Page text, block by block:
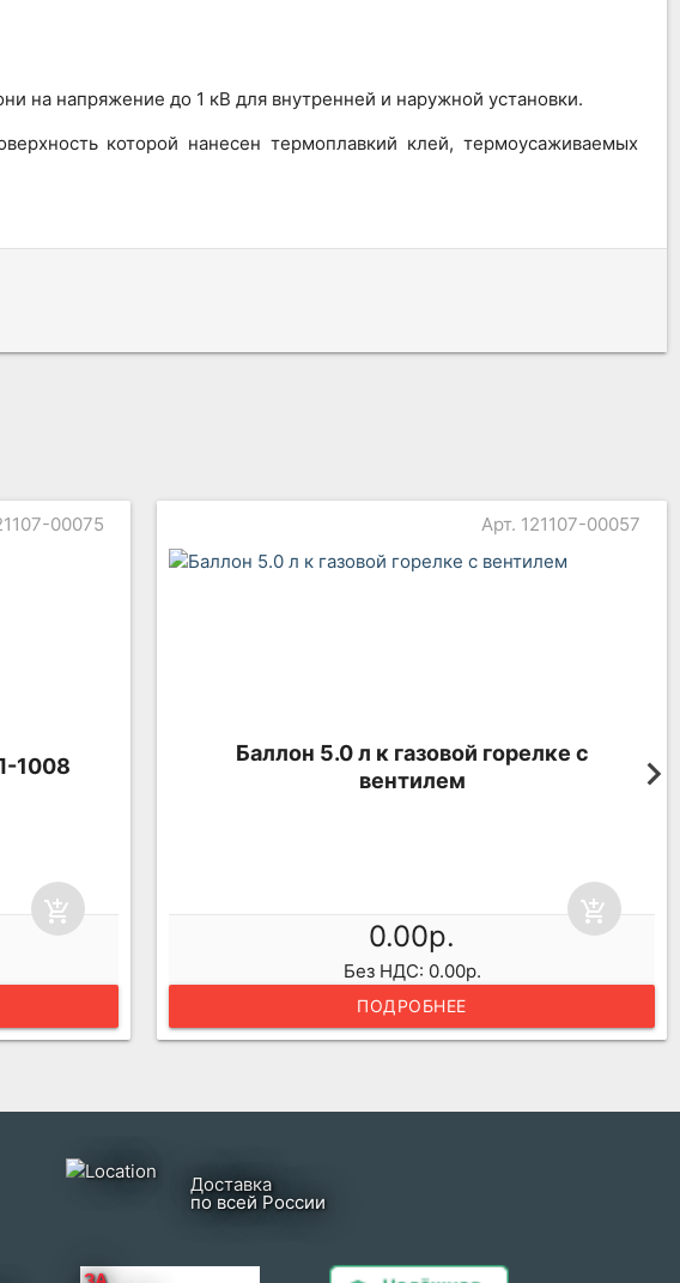
на напряжение до 1 кВ для внутренней и наружной установки.
которой нанесен термоплавкий клей, термоусаживаемых
00075
1008
add_shopping_cart
Арт. 121107-00057
Баллон 5.0 л к газовой горелке с
вентилем
add_shopping_cart
0.00р.
Без НДС: 0.00р.
ПОДРОБНЕЕ
Доставка
по всей России